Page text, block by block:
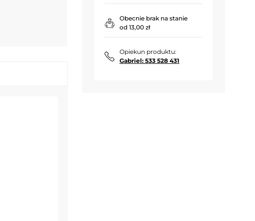
Obecnie brak na stanie
od 13,00 zł
Opiekun produktu:
Gabriel: 533 528 431